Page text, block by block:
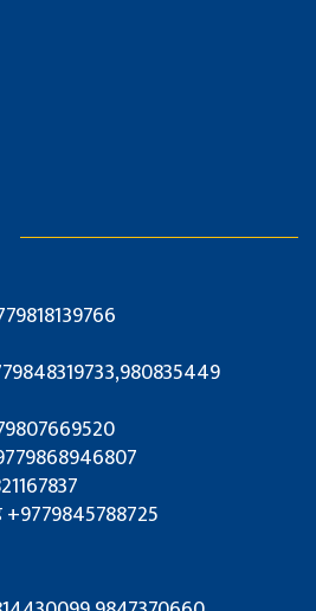
+9779845788725